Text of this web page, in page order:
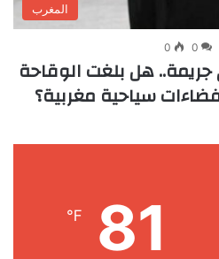
المغرب
0
0
هل بلغت الوقاحة
سياحية مغربية؟
81
℉